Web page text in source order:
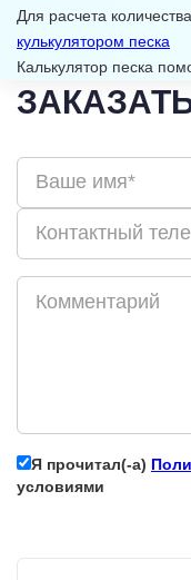
Для расчета
кулькулятором песка
Калькулятор песка
Я прочитал(-а)
условиями